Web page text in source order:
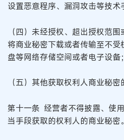
设置恶意程序、漏洞攻击等技术
（四）未经授权、超出授权范
将商业秘密下载或者传输至不
盘等网络存储空间或者电子设备；
（五）其他获取权利人商业秘密
第十一条 经营者不得披露、使
当手段获取的权利人的商业秘密。